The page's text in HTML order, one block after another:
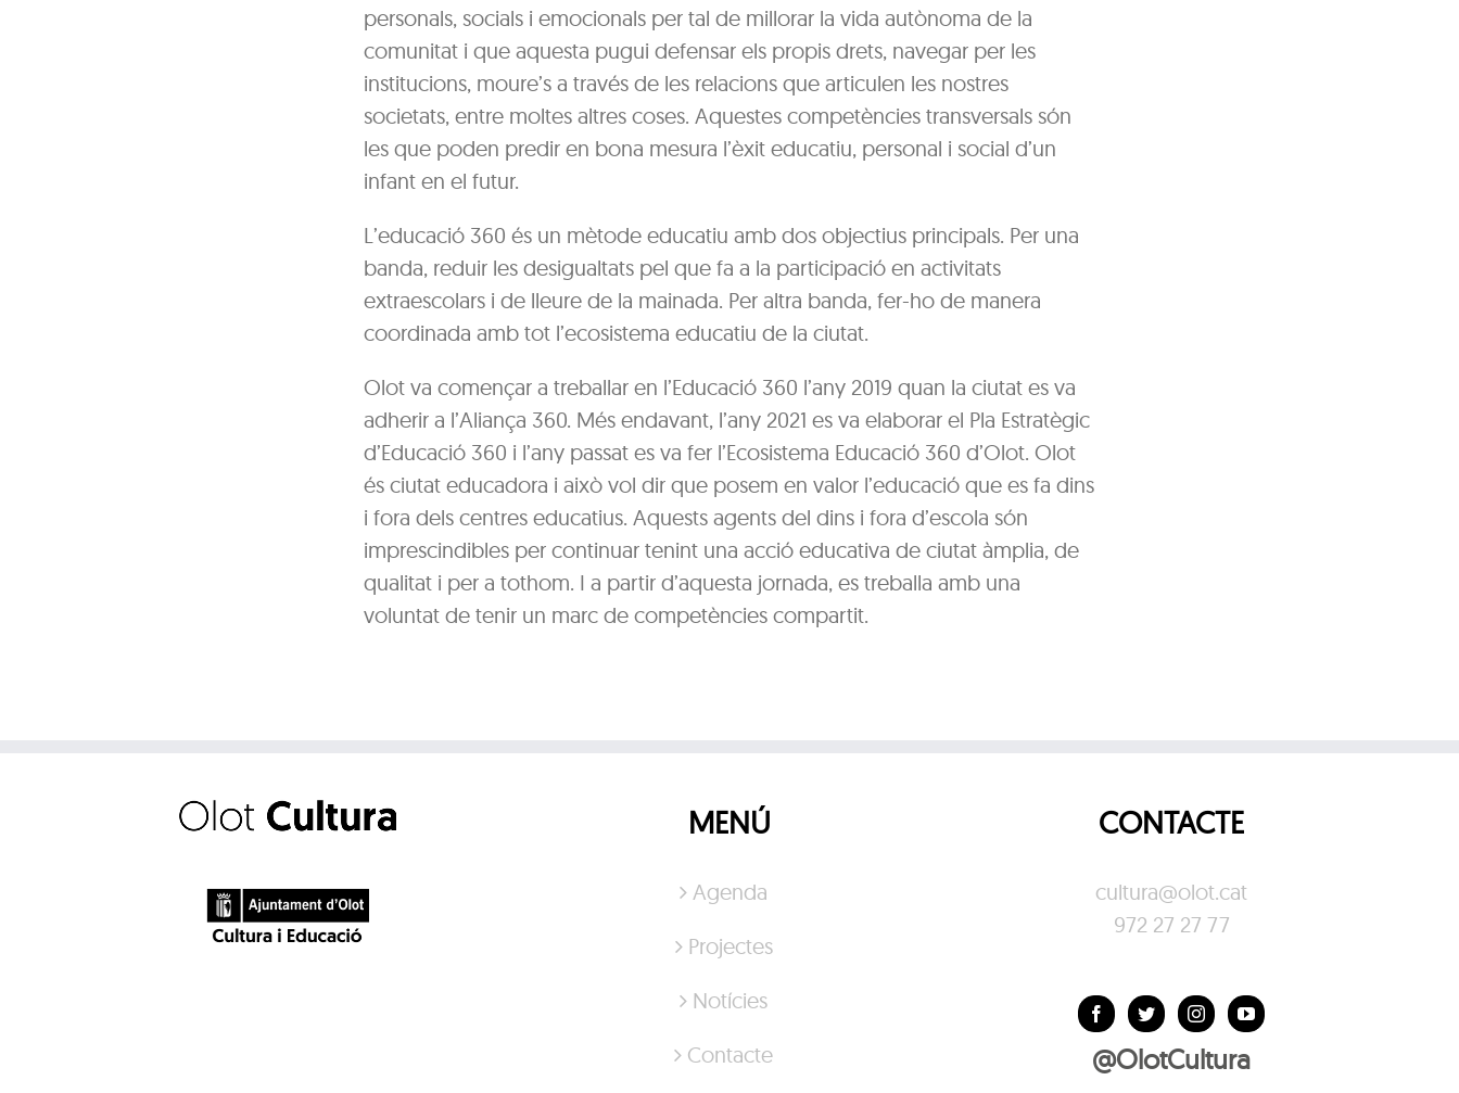
personals, socials i emocionals per tal de millorar la vida autònoma de la
comunitat i que aquesta pugui defensar els propis drets, navegar per les
institucions, moure’s a través de les relacions que articulen les nostres
societats, entre moltes altres coses. Aquestes competències transversals són
les que poden predir en bona mesura l’èxit educatiu, personal i social d’un
infant en el futur.
L’educació 360 és un mètode educatiu amb dos objectius principals. Per una
banda, reduir les desigualtats pel que fa a la participació en activitats
extraescolars i de lleure de la mainada. Per altra banda, fer-ho de manera
coordinada amb tot l’ecosistema educatiu de la ciutat.
Olot va començar a treballar en l’Educació 360 l’any 2019 quan la ciutat es va
adherir a l’Aliança 360. Més endavant, l’any 2021 es va elaborar el Pla Estratègic
d’Educació 360 i l’any passat es va fer l’Ecosistema Educació 360 d’Olot. Olot
és ciutat educadora i això vol dir que posem en valor l’educació que es fa dins
i fora dels centres educatius. Aquests agents del dins i fora d’escola són
imprescindibles per continuar tenint una acció educativa de ciutat àmplia, de
qualitat i per a tothom. I a partir d’aquesta jornada, es treballa amb una
voluntat de tenir un marc de competències compartit.
MENÚ
Agenda
Projectes
Notícies
Contacte
CONTACTE
cultura@olot.cat
972 27 27 77
@OlotCultura